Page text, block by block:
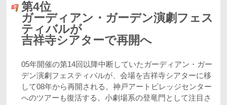
第4位
ガーディアン・ガーデン演劇フェス
ティバルが
吉祥寺シアターで再開へ
05年開催の第14回以降中断していたガーディアン・ガー
デン演劇フェスティバルが、会場を吉祥寺シアターに移
して08年から再開される。神戸アートビレッジセンター
へのツアーも復活する。小劇場系の登竜門として注目さ